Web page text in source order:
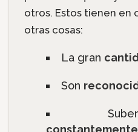
otros. Estos tienen en
otras cosas:
La gran
Son